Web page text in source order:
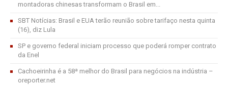
montadoras chinesas transformam o Brasil em...
SBT Notícias: Brasil e EUA terão reunião sobre tarifaço nesta quinta
(16), diz Lula
SP e governo federal iniciam processo que poderá romper contrato
da Enel
Cachoeirinha é a 58ª melhor do Brasil para negócios na indústria –
oreporter.net